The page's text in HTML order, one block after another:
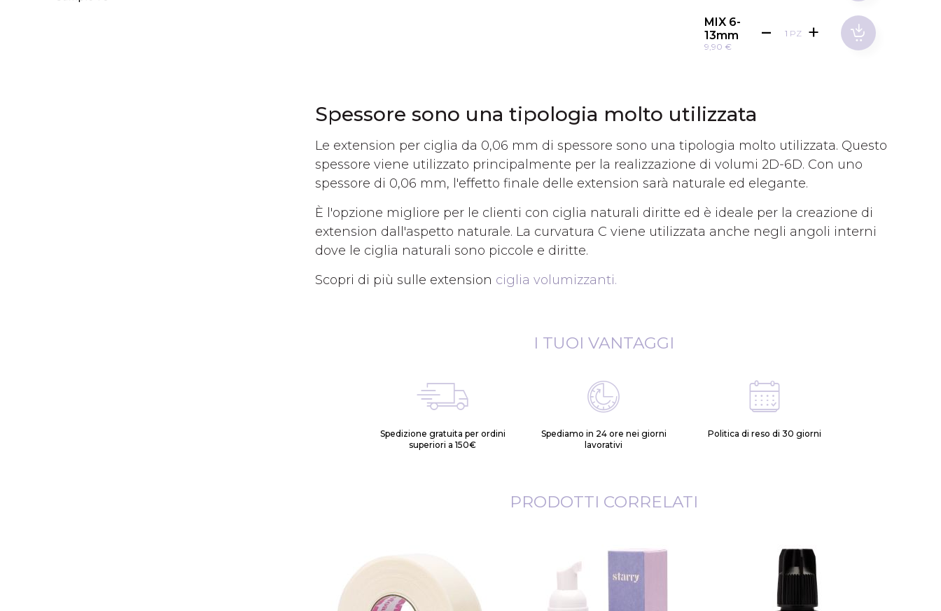
MIX 6-
13mm
9,90 €
PZ
Spessore sono una tipologia molto utilizzata
Le extension per ciglia da 0,06 mm di spessore sono una tipologia molto utilizzata. Questo
spessore viene utilizzato principalmente per la realizzazione di volumi 2D-6D. Con uno
spessore di 0,06 mm, l'effetto finale delle extension sarà naturale ed elegante.
È l'opzione migliore per le clienti con ciglia naturali diritte ed è ideale per la creazione di
extension dall'aspetto naturale. La curvatura C viene utilizzata anche negli angoli interni
dove le ciglia naturali sono piccole e diritte.
Scopri di più sulle extension ciglia volumizzanti.
I TUOI VANTAGGI
Spedizione gratuita per ordini
superiori a 150€
Spediamo in 24 ore nei giorni
lavorativi
Politica di reso di 30 giorni
PRODOTTI CORRELATI